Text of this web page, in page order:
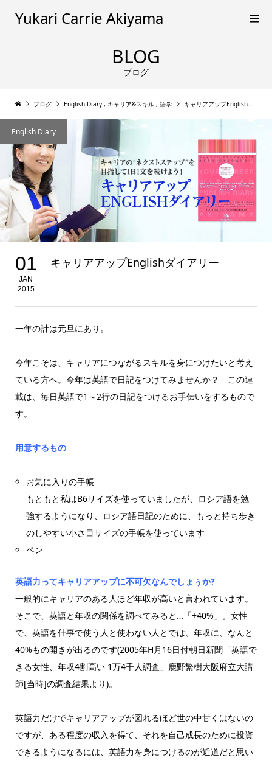
Yukari Carrie Akiyama
BLOG
ブログ
ブログ English Diary , キャリア&スキル , 語学 キャリアアップEnglishダイアリー
English Diary
01
JAN
2015
キャリアアップEnglishダイアリー
一年の計は元旦にあり。
今年こそは、キャリアにつながるスキルを身につけたいと考え
ている方へ。今年は英語で日記をつけてみませんか？ この連
載は、毎日英語で1～2行の日記をつけるお手伝いをするもので
す。
用意するもの
お気に入りの手帳
もともと私はB6サイズを使っていましたが、ロシア語を勉
強するようになり、ロシア語日記のために、もっと持ち歩き
のしやすい小さ目サイズの手帳を使っています
ペン
英語力ってキャリアアップに不可欠なんでしょぅか?
一般的にキャリアのある人ほど年収が高いと言われています。
そこで、英語と年収の関係を調べてみると…「+40%」。女性
で、英語を仕事で使う人と使わない人とでは、年収に、なんと
40%もの開きが出るのです(2005年H月16日付朝日新聞「英語で
きる女性、年収4割高い 1万4千人調査」鹿野繁樹大阪府立大講
師[当時]の調査結果より)。
英語力だけでキャリアアップが図れるほど世の中甘くはないの
ですが、ある程度の収入を得て、それを自己成長のために投資
できるようになるには、英語力を身につけるのが近道だと思い